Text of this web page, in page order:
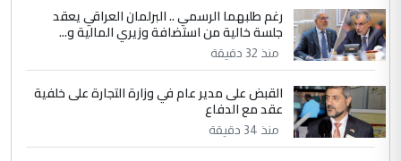
إكمال دراستي داخل ...
الموضوع :
السعودية توافق على الاستمرار في
إعطاء 100 منحة دراسية للطلبة العراقيين في
جامعاتها سنويا
عبد الأمير جاسم هليل
رغم طلبهما الرسمي .. البرلمان العراقي يعقد
جلسة خالية من استضافة وزيري المالية و...
منذ 32 دقيقة
القبض على مدير عام في وزارة التجارة على خلفية
عقد مع الدفاع
منذ 34 دقيقة